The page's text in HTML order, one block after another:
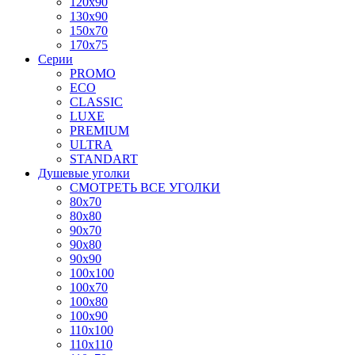
130x90
150x70
170x75
Серии
PROMO
ECO
CLASSIC
LUXE
PREMIUM
ULTRA
STANDART
Душевые уголки
СМОТРЕТЬ ВСЕ УГОЛКИ
80x70
80x80
90x70
90x80
90x90
100x100
100x70
100x80
100x90
110x100
110x110